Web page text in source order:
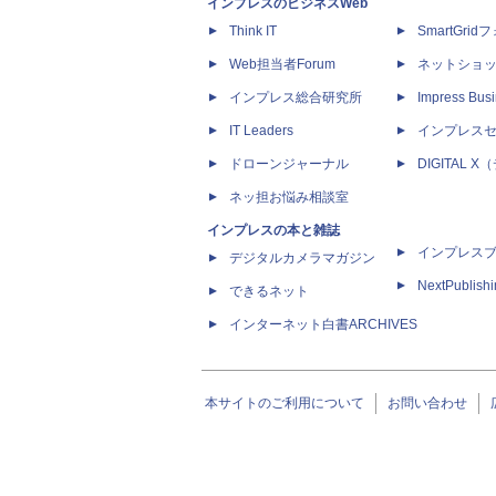
インプレスのビジネスWeb
Think IT
Web担当者Forum
インプレス総合研究所
IT Leaders
ドローンジャーナル
ネッ担お悩み相談室
インプレスの本と雑誌
デジタルカメラマガジン
できるネット
インターネット白書ARCHIVES
SmartGridフ
ネットショ
Impress
インプレス
DIGITAL X（
インプレス
本サイトのご利用について お問い合わせ